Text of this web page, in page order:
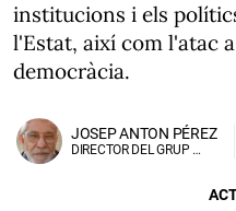
institucions i els
l'Estat, així com l'atac
democràcia.
JOSEP ANTON PÉREZ
DIRECTOR DEL GRUP TERRITORIS.CAT